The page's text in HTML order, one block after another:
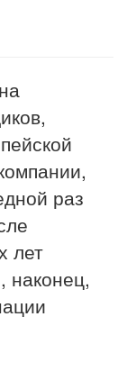
раз
лет
наконец,